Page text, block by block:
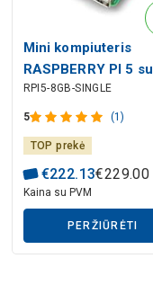
Mini kompiuteris
RASPBERRY PI 5 su
8GB RAM
RPI5-8GB-SINGLE
5 (1)
TOP prekė
€222.13€229.00
Kaina su PVM
PERŽIŪRĖTI